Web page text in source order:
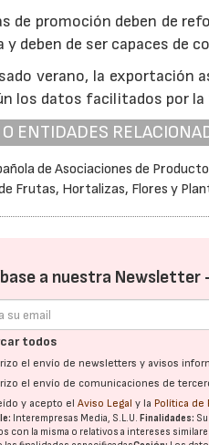
de promoción deben de
deben de ser capaces de
verano, la exportación
los datos facilitados por la
ENTIDADES
de Asociaciones de
Frutas, Hortalizas, Flores y
a nuestra Newsletter
todos
el envío de newsletters y avisos
el envío de comunicaciones de
y acepto elAviso Legal y la Política de
Interempresas Media, S.L.U. Finalidades:
con la misma o relativos a intereses